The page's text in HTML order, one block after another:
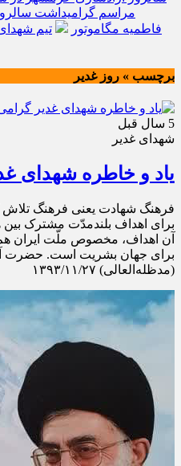
مراسم گرامیداشت
فاطمیه مگاموتور
تیم
برچسب » روز غدیر
5 سال قبل
شهدای غدیر
یاد و خاطره شهدای
فرهنگ شهادت یعنی فرهنگ تلاش
برای اهداف بلندمدّت مشترک بین
آن اهداف، مخصوص ملّت ایران هم
برای جهان بشریت است. حضرت
(مد‌ظله‌العالی) ۱۳۹۳/۱۱/۲۷